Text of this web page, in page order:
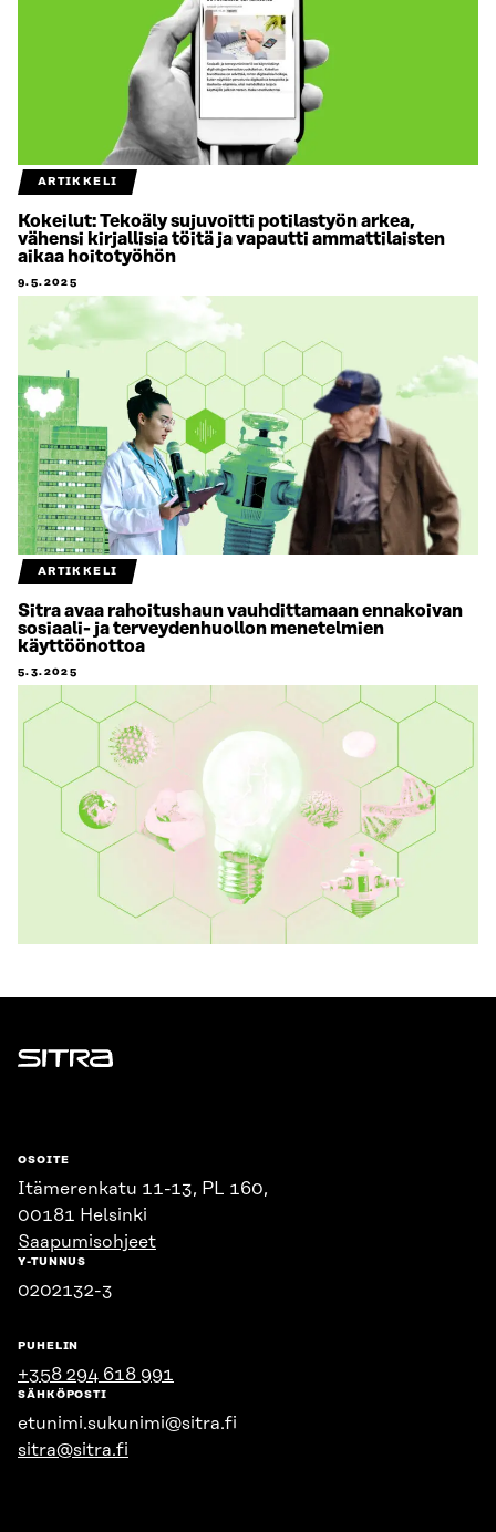
ARTIKKELI
Kokeilut: Tekoäly sujuvoitti potilastyön arkea,
vähensi kirjallisia töitä ja vapautti ammattilaisten
aikaa hoitotyöhön
9.5.2025
ARTIKKELI
Sitra avaa rahoitushaun vauhdittamaan ennakoivan
sosiaali- ja terveydenhuollon menetelmien
käyttöönottoa
5.3.2025
Sitra
OSOITE
Itämerenkatu 11-13, PL 160,
00181 Helsinki
Saapumisohjeet
Y-TUNNUS
0202132-3
PUHELIN
+358 294 618 991
SÄHKÖPOSTI
etunimi.sukunimi@sitra.fi
sitra@sitra.fi